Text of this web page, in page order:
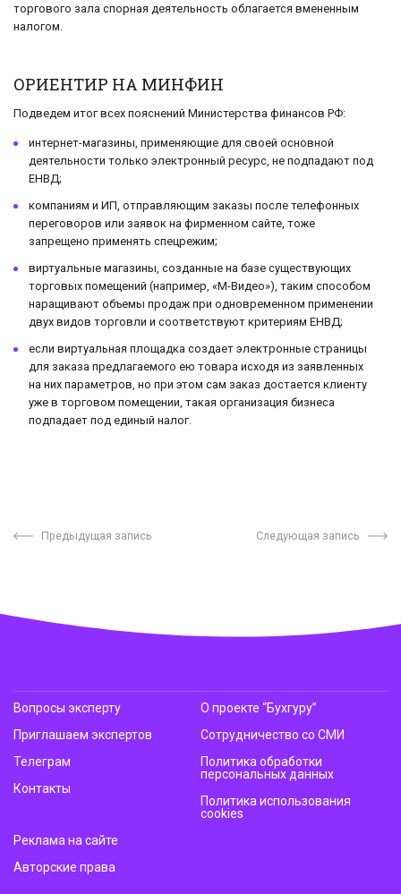
торгового зала спорная деятельность облагается вмененным
налогом.
ОРИЕНТИР НА МИНФИН
Подведем итог всех пояснений Министерства финансов РФ:
интернет-магазины, применяющие для своей основной
деятельности только электронный ресурс, не подпадают под
ЕНВД;
компаниям и ИП, отправляющим заказы после телефонных
переговоров или заявок на фирменном сайте, тоже
запрещено применять спецрежим;
виртуальные магазины, созданные на базе существующих
торговых помещений (например, «М-Видео»), таким способом
наращивают объемы продаж при одновременном применении
двух видов торговли и соответствуют критериям ЕНВД;
если виртуальная площадка создает электронные страницы
для заказа предлагаемого ею товара исходя из заявленных
на них параметров, но при этом сам заказ достается клиенту
уже в торговом помещении, такая организация бизнеса
подпадает под единый налог.
Предыдущая запись Следующая запись
Вопросы эксперту
Приглашаем экспертов
Телеграм
Контакты
О проекте “Бухгуру”
Сотрудничество со СМИ
Политика обработки
персональных данных
Политика использования
cookies
Реклама на сайте
Авторские права